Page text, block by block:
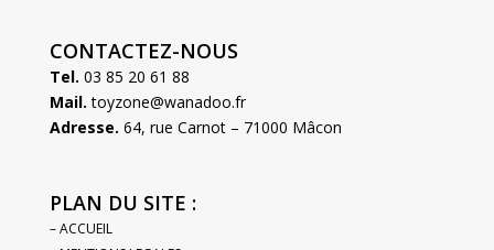
CONTACTEZ-NOUS
Tel. 03 85 20 61 88
Mail. toyzone@wanadoo.fr
Adresse. 64, rue Carnot – 71000 Mâcon
PLAN DU SITE :
– ACCUEIL